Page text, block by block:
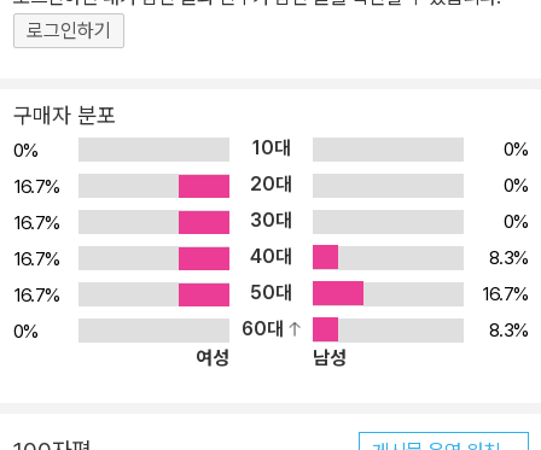
책에서 ‘상처’를 단지 개인의 문제로만 보지 않는다. 이에 따라 SNS,
스마트폰, 메시지 응답 강박, 평가 중심 사회, 불안한 돌봄 구조 등의
실을 조용히 짚어낸다. 나아가 PTSD 같은 극단적 외상보다 훨씬 보
편적인, 그러나 무시되기 쉬운 ‘일상의 상처’에 주목한다. 예를 들면,
‘무심한 말 한마디’, ‘비교당하는 느낌’, ‘이해 받지 못한다는 감정’ 등
이 바로 그것이다. 《오늘도 견뎌온 당신에게》는 그런 감정들이 어디
서 비롯되며, 왜 우리는 같은 상처를 반복해서 겪는지를 구체적으로
설명한다. 무엇보다 중요한 건, 상처를 지우는 것이 아니라 ‘말할 수
있게’ 만드는 것이라는 점을 강조한다. “당신이 너무 자주 상처받는
이유는, 그만큼 진심으로 살아가고 있기 때문입니다.” 일본 최고의 임
회는 여전히 ‘말하지 않는 것이 미덕’처럼 여겨지는 문화가 강하다. 감
로그인하기
구매자 분포
0% 10대
0%
16.7%
20대
0%
16.7%
30대
0%
16.7%
40대
8.3%
16.7%
50대
16.7%
0%
60대
8.3%
여성
남성